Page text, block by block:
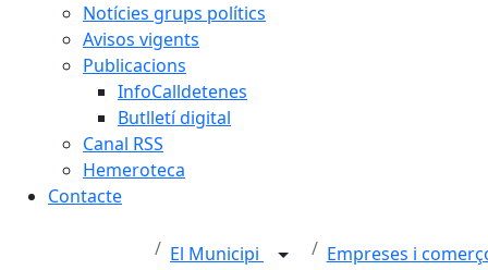
Notícies grups polítics
Avisos vigents
Publicacions
InfoCalldetenes
Butlletí digital
Canal RSS
Hemeroteca
Contacte
El Municipi Empreses i